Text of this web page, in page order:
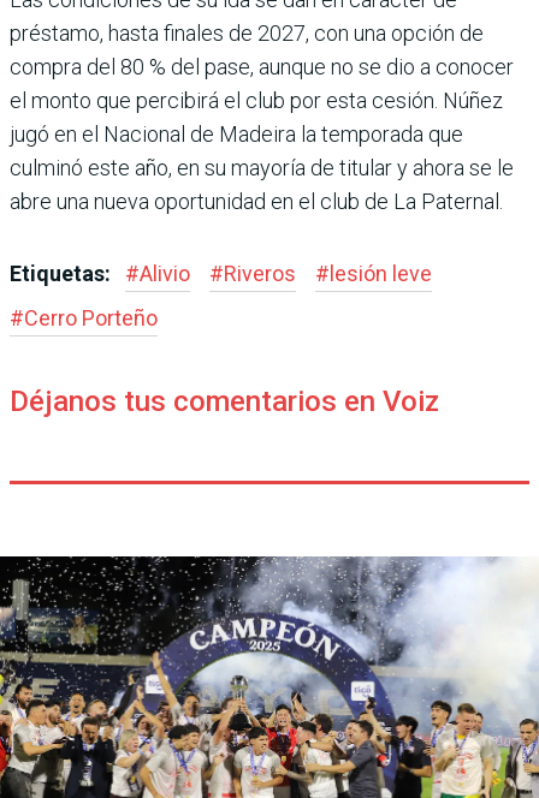
préstamo, hasta finales de 2027, con una opción de
compra del 80 % del pase, aunque no se dio a conocer
el monto que percibirá el club por esta cesión. Núñez
jugó en el Nacional de Madeira la temporada que
culminó este año, en su mayoría de titular y ahora se le
abre una nueva oportunidad en el club de La Paternal.
Etiquetas: #Alivio #Riveros #lesión leve
#Cerro Porteño
Déjanos tus comentarios en Voiz